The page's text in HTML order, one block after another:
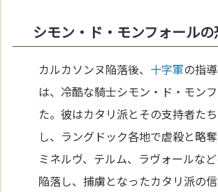
シモン・ド・モンフォール
カルカソンヌ陥落後、 十字軍の指
は、冷酷な騎士シモン・ド・モン
た。彼はカタリ派とその支持者た
し、ラングドック各地で虐殺と略奪
ミネルヴ、テルム、ラヴォールな
陥落し、捕虜となったカタリ派の